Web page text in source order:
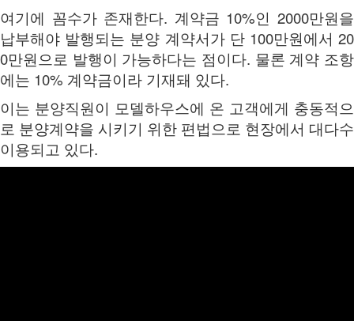
여기에 꼼수가 존재한다. 계약금 10%인 2000만원을
납부해야 발행되는 분양 계약서가 단 100만원에서 20
0만원으로 발행이 가능하다는 점이다. 물론 계약 조항
에는 10% 계약금이라 기재돼 있다.
이는 분양직원이 모델하우스에 온 고객에게 충동적으
로 분양계약을 시키기 위한 편법으로 현장에서 대다수
이용되고 있다.